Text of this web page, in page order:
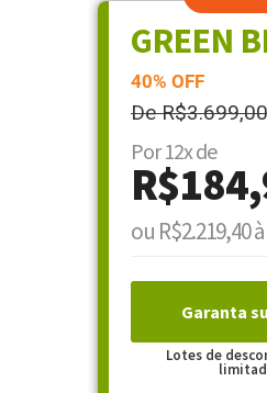
GREEN
40% OFF
De R$3.699,00
Por 12x de
ou R$2.219,40
Garanta
Lotes de